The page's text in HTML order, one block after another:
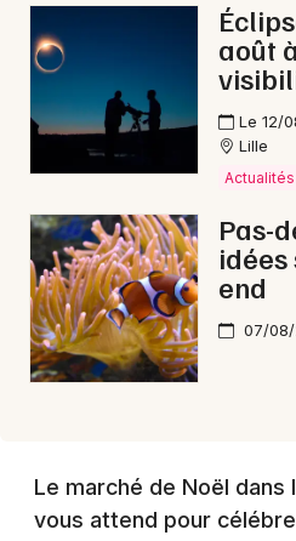
août
Le 12/
Lille
Actualités
Pas-
idées
end
07/
Le marché de Noël dans
vous attend pour